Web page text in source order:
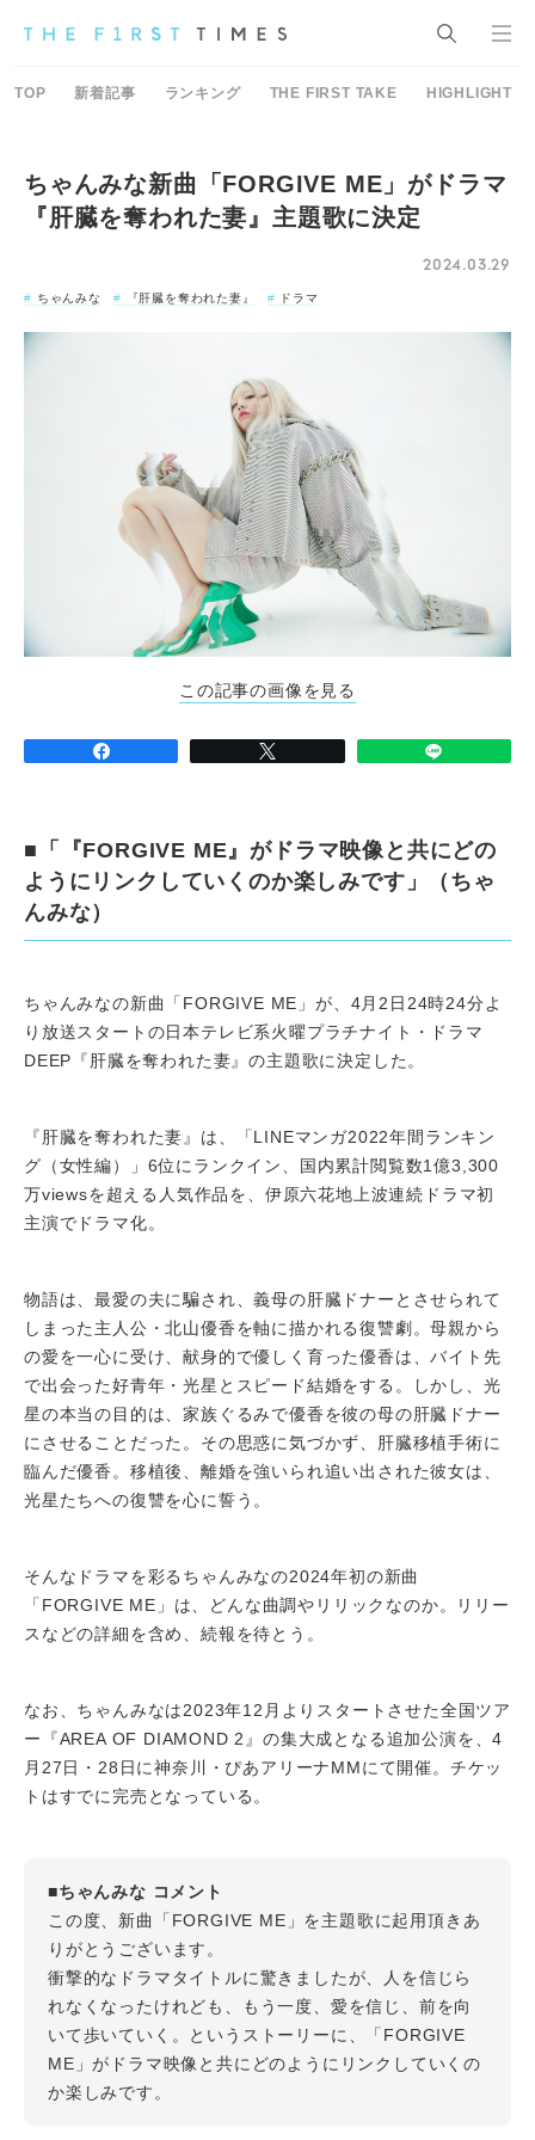
TOP 新着記事 ランキング THE FIRST TAKE HIGHLIGHT
ちゃんみな新曲「FORGIVE ME」がドラマ
『肝臓を奪われた妻』主題歌に決定
2024.03.29
ちゃんみな 『肝臓を奪われた妻』 ドラマ
この記事の画像を見る
■「『FORGIVE ME』がドラマ映像と共にどの
ようにリンクしていくのか楽しみです」（ちゃ
んみな）
ちゃんみなの新曲「FORGIVE ME」が、4月2日24時24分よ
り放送スタートの日本テレビ系火曜プラチナイト・ドラマ
DEEP『肝臓を奪われた妻』の主題歌に決定した。
『肝臓を奪われた妻』は、「LINEマンガ2022年間ランキン
グ（女性編）」6位にランクイン、国内累計閲覧数1億3,300
万viewsを超える人気作品を、伊原六花地上波連続ドラマ初
主演でドラマ化。
物語は、最愛の夫に騙され、義母の肝臓ドナーとさせられて
しまった主人公・北山優香を軸に描かれる復讐劇。母親から
の愛を一心に受け、献身的で優しく育った優香は、バイト先
で出会った好青年・光星とスピード結婚をする。しかし、光
星の本当の目的は、家族ぐるみで優香を彼の母の肝臓ドナー
にさせることだった。その思惑に気づかず、肝臓移植手術に
臨んだ優香。移植後、離婚を強いられ追い出された彼女は、
光星たちへの復讐を心に誓う。
そんなドラマを彩るちゃんみなの2024年初の新曲
「FORGIVE ME」は、どんな曲調やリリックなのか。リリー
スなどの詳細を含め、続報を待とう。
なお、ちゃんみなは2023年12月よりスタートさせた全国ツア
ー『AREA OF DIAMOND 2』の集大成となる追加公演を、4
月27日・28日に神奈川・ぴあアリーナMMにて開催。チケッ
トはすでに完売となっている。
■ちゃんみな コメント
この度、新曲「FORGIVE ME」を主題歌に起用頂きあ
りがとうございます。
衝撃的なドラマタイトルに驚きましたが、人を信じら
れなくなったけれども、もう一度、愛を信じ、前を向
いて歩いていく。というストーリーに、「FORGIVE
ME」がドラマ映像と共にどのようにリンクしていくの
か楽しみです。